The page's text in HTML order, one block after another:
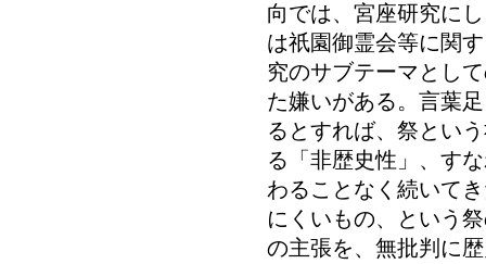
向では、宮座研究に
は祇園御霊会等に関
究のサブテーマとし
た嫌いがある。言葉
るとすれば、祭とい
る「非歴史性」、す
わることなく続いて
にくいもの、という
の主張を、無批判に